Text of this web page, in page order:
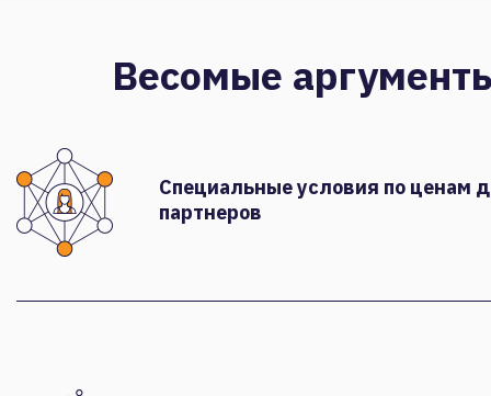
Весомые
Специальные условия по ценам
партнеров